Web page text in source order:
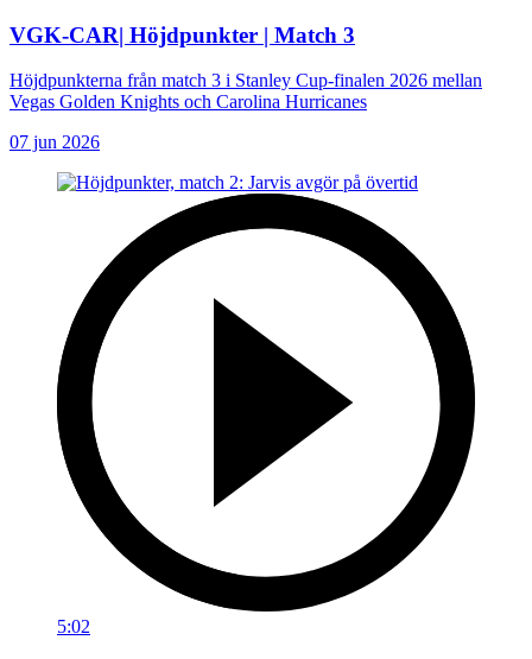
VGK-CAR| Höjdpunkter | Match 3
Höjdpunkterna från match 3 i Stanley Cup-finalen 2026 mellan
Vegas Golden Knights och Carolina Hurricanes
07 jun 2026
5:02